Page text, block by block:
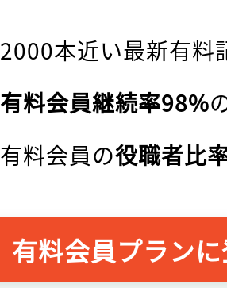
2000本近い最新有料
有料会員継続率98%
有料会員の役職者比
有料会員プラン